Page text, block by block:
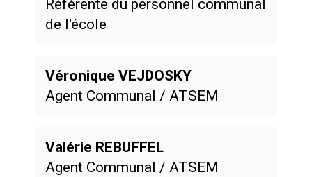
Référente du personnel communal
de l'école
Véronique VEJDOSKY
Agent Communal / ATSEM
Valérie REBUFFEL
Agent Communal / ATSEM